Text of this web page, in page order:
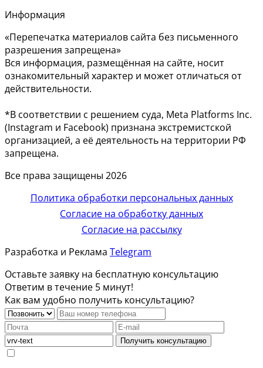
Информация
«Перепечатка материалов сайта без письменного
разрешения запрещена»
Вся информация, размещённая на сайте, носит
ознакомительный характер и может отличаться от
действительности.
*В соответствии с решением суда, Meta Platforms Inc.
(Instagram и Facebook) признана экстремистской
организацией, а её деятельность на территории РФ
запрещена.
Все права защищены 2026
Политика обработки персональных данных
Согласие на обработку данных
Согласие на рассылку
Разработка и Реклама Telegram
Оставьте заявку на бесплатную консультацию
Ответим в течение 5 минут!
Как вам удобно получить консультацию?
Получить консультацию